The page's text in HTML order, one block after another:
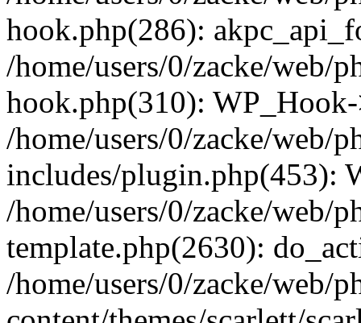
hook.php(286):
/home/users/0/zacke/web/
hook.php(310):
/home/users/0/zacke/web/
includes/plugin.php(453):
/home/users/0/zacke/web/
template.php(2630):
/home/users/0/zacke/web/